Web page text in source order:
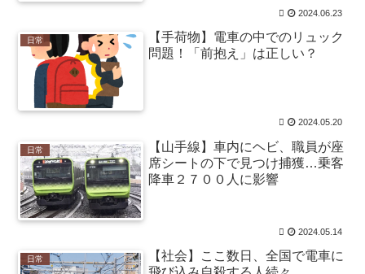
スリムクラブ真栄田「これで2千円いかない日高屋は国
みい山作者「居酒屋行く奴はバカ。ホストの初回なら
居酒屋より安く飲めてイケメンにチヤホヤされる」 / 5ch
まとめMAP(総合)
【悲報】大阪府、愛知県にGDPを抜かれ3位に転落。維
新と万博で潤ってるはずじゃ… / おまとめアンテナ
友人「子供の頃、誕生日とクリスマスとお年玉を一緒
にされて本当に嫌だった！」と毎年愚痴ってたのに……
結婚式と入籍を誕生日と同じ日に決定！←いや、毎年の
愚痴は何だったんだよ！？ / おまとめアンテナ
03:19)
【同人ヱロゲ】勝つとヱロイベないけどわざと負ける
のもなあというのはヱロゲーによくあるジレンマ / おま
とめアンテナ NEW! (8/9 03:01)
おでこ封印！中村アン、“前髪あり”の新ヘアスタイルに
2024.06.23
日常
【手荷物】電車の中でのリュック
問題！「前抱え」は正しい？
2024.05.20
日常
【山手線】車内にヘビ、職員が座
席シートの下で見つけ捕獲…乗客
降車２７００人に影響
2024.05.14
日常
【社会】ここ数日、全国で電車に